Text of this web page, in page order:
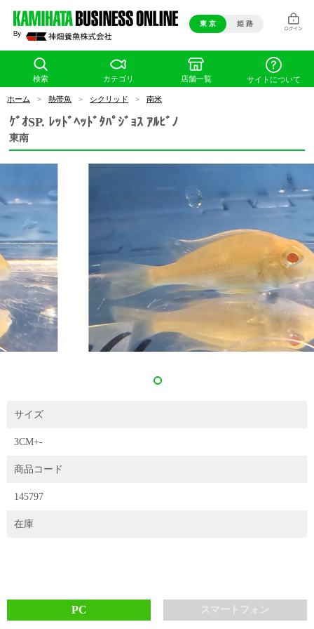
東 京 姫 路
検索 カテゴリ 店舗一覧 サイトについて
ホーム > 熱帯魚 > シクリッド > 南米
ｹﾞｵSP. ﾚｯﾄﾞﾍｯﾄﾞﾀﾊﾟｼﾞｮｽ ｱﾙﾋﾞﾉ
東南
サイズ
3CM+-
商品コード
145797
在庫
スマートフォン
PC